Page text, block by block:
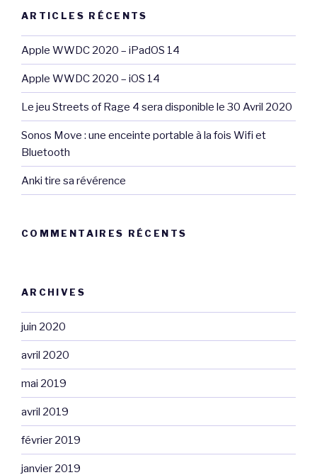
ARTICLES RÉCENTS
Apple WWDC 2020 – iPadOS 14
Apple WWDC 2020 – iOS 14
Le jeu Streets of Rage 4 sera disponible le 30 Avril 2020
Sonos Move : une enceinte portable à la fois Wifi et
Bluetooth
Anki tire sa révérence
COMMENTAIRES RÉCENTS
ARCHIVES
juin 2020
avril 2020
mai 2019
avril 2019
février 2019
janvier 2019